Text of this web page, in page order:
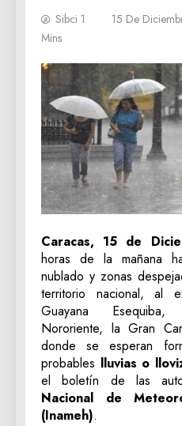
Sibci 1 15 De
Mins
Caracas, 15 de
horas de la mañana
nublado y zonas
territorio nacional, al
Guayana
Nororiente, la Gran
donde se esperan
probables lluvias o
el boletín de las
Nacional de
(Inameh).